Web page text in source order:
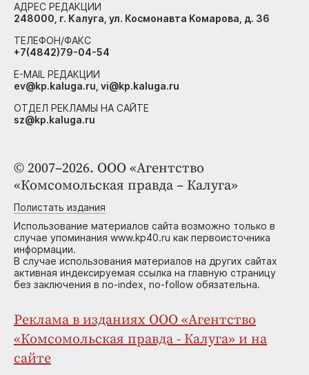
© 2007–2026. ООО «Агентство
«Комсомольская правда – Калуга»
Полистать издания
Использование материалов сайта возможно только в
случае упоминания www.kp40.ru как первоисточника
информации.
В случае использования материалов на других сайтах
активная индексируемая ссылка на главную страницу
без заключения в no-index, no-follow обязательна.
Реклама в изданиях ООО «Агентство
«Комсомольская правда - Калуга» и на
сайте
АДРЕС РЕДАКЦИИ
248000, г. Калуга, ул. Космонавта Комарова, д. 36
ТЕЛЕФОН/ФАКС
+7(4842)79-04-54
E-MAIL РЕДАКЦИИ
ev@kp.kaluga.ru, vi@kp.kaluga.ru
ОТДЕЛ РЕКЛАМЫ НА САЙТЕ
sz@kp.kaluga.ru